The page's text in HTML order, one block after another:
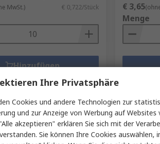
MwSt.) € 0,722/Stück
Hinzufügen
Vergleichen
€ 3,65
Menge
Ihre Privatsphäre
Cookies und andere Technologien zur
und zur Anzeige von Werbung auf
akzeptieren" erklären Sie sich mit der
Sie können Ihre Cookies auswählen,